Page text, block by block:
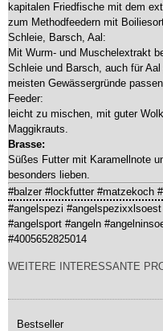
kapitalen Friedfische mit dem
zum Methodfeedern mit
Schleie, Barsch, Aal:
Mit Wurm- und Muschelextrakt
Schleie und Barsch, auch für
meisten Gewässergründe
Feeder:
leicht zu mischen, mit guter
Maggikrauts.
Brasse:
Süßes Futter mit Karamellnote
besonders lieben.
#balzer #lockfutter #matzekoch
#angelspezi
#angelsport #angeln
#4005652825014
WEITERE INTERESSANTE
Bestseller